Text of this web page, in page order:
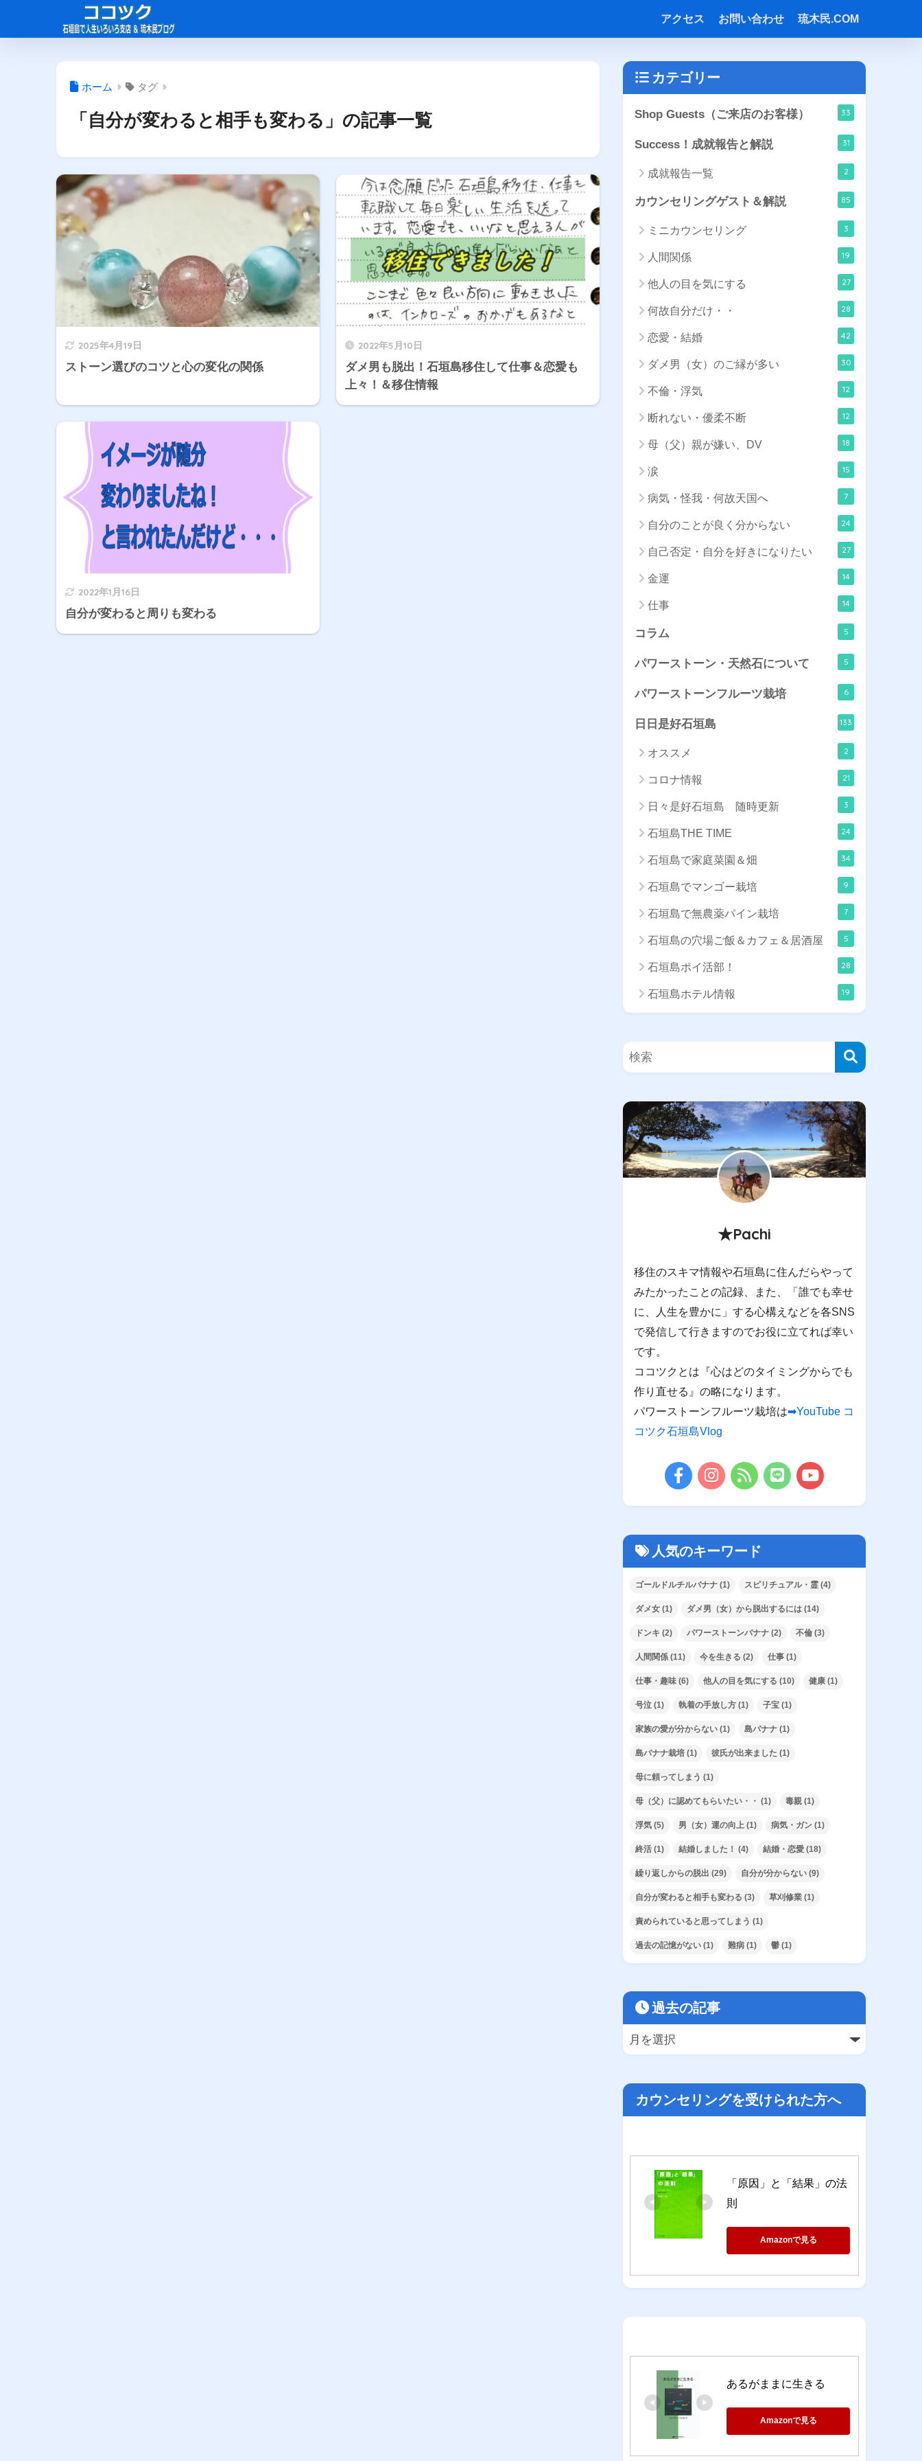
アクセス お問い合わせ 琉木民.COM
ホーム タグ
「自分が変わると相手も変わる」の記事一覧
2025年4月19日
ストーン選びのコツと心の変化の関係
2022年5月10日
ダメ男も脱出！石垣島移住して仕事＆恋愛も
上々！＆移住情報
2022年1月16日
自分が変わると周りも変わる
カテゴリー
Shop Guests（ご来店のお客様） 33
Success！成就報告と解説 31
成就報告一覧 2
カウンセリングゲスト＆解説 85
ミニカウンセリング 3
人間関係 19
他人の目を気にする 27
何故自分だけ・・ 28
恋愛・結婚 42
ダメ男（女）のご縁が多い 30
不倫・浮気 12
断れない・優柔不断 12
母（父）親が嫌い、DV 18
涙 15
病気・怪我・何故天国へ 7
自分のことが良く分からない 24
自己否定・自分を好きになりたい 27
金運 14
仕事 14
コラム 5
パワーストーン・天然石について 5
パワーストーンフルーツ栽培 6
日日是好石垣島 133
オススメ 2
コロナ情報 21
日々是好石垣島 随時更新 3
石垣島THE TIME 24
石垣島で家庭菜園＆畑 34
石垣島でマンゴー栽培 9
石垣島で無農薬パイン栽培 7
石垣島の穴場ご飯＆カフェ＆居酒屋 5
石垣島ポイ活部！ 28
石垣島ホテル情報 19
★Pachi
移住のスキマ情報や石垣島に住んだらやって
みたかったことの記録、また、「誰でも幸せ
に、人生を豊かに」する心構えなどを各SNS
で発信して行きますのでお役に立てれば幸い
です。
ココツクとは『心はどのタイミングからでも
作り直せる』の略になります。
パワーストーンフルーツ栽培は➡YouTube コ
コツク石垣島Vlog
人気のキーワード
ゴールドルチルバナナ (1) スピリチュアル・霊 (4)
ダメ女 (1) ダメ男（女）から脱出するには (14)
ドンキ (2) パワーストーンバナナ (2) 不倫 (3)
人間関係 (11) 今を生きる (2) 仕事 (1)
仕事・趣味 (6) 他人の目を気にする (10) 健康 (1)
号泣 (1) 執着の手放し方 (1) 子宝 (1)
家族の愛が分からない (1) 島バナナ (1)
島バナナ栽培 (1) 彼氏が出来ました (1)
母に頼ってしまう (1)
母（父）に認めてもらいたい・・ (1) 毒親 (1)
浮気 (5) 男（女）運の向上 (1) 病気・ガン (1)
終活 (1) 結婚しました！ (4) 結婚・恋愛 (18)
繰り返しからの脱出 (29) 自分が分からない (9)
自分が変わると相手も変わる (3) 草刈修業 (1)
責められていると思ってしまう (1)
過去の記憶がない (1) 難病 (1) 鬱 (1)
過去の記事
カウンセリングを受けられた方へ
「原因」と「結果」の法
則
Amazonで見る
あるがままに生きる
Amazonで見る